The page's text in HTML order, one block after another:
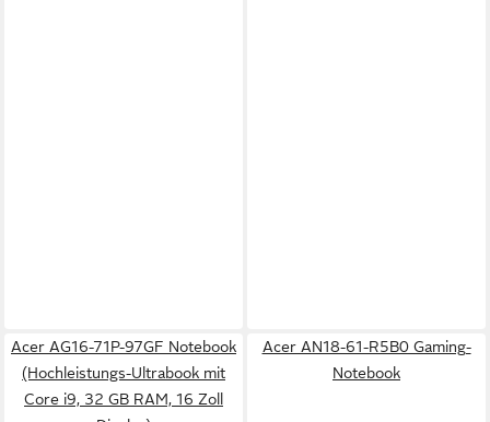
Acer AG16-71P-97GF Notebook
(Hochleistungs-Ultrabook mit
Core i9, 32 GB RAM, 16 Zoll
Acer AN18-61-R5B0 Gaming-
Notebook